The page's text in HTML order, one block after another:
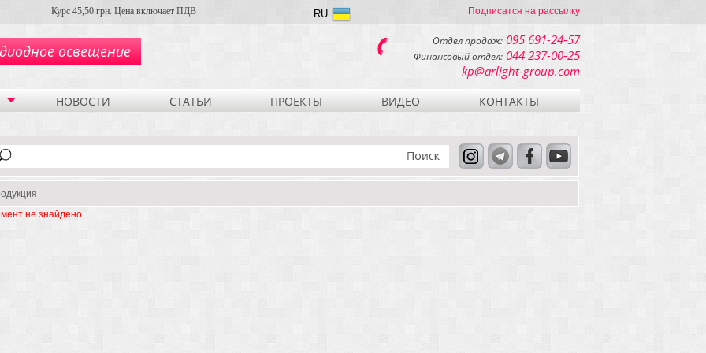
Курс 45,50 грн. Цена включает ПДВ Подписатся на рассылку
RU
освещение
Отдел продаж: 095 691-24-57
Финансовый отдел: 044 237-00-25
kp@arlight-group.com
НОВОСТИ СТАТЬИ ПРОЕКТЫ ВИДЕО КОНТАКТЫ
не знайдено.